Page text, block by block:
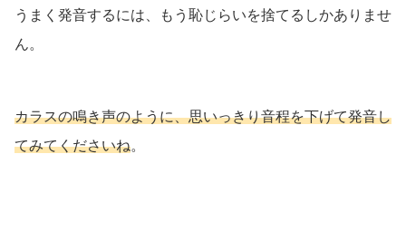
うまく発音するには、もう恥じらいを捨てるしかありませ
ん。
カラスの鳴き声のように、思いっきり音程を下げて発音し
てみてくださいね。